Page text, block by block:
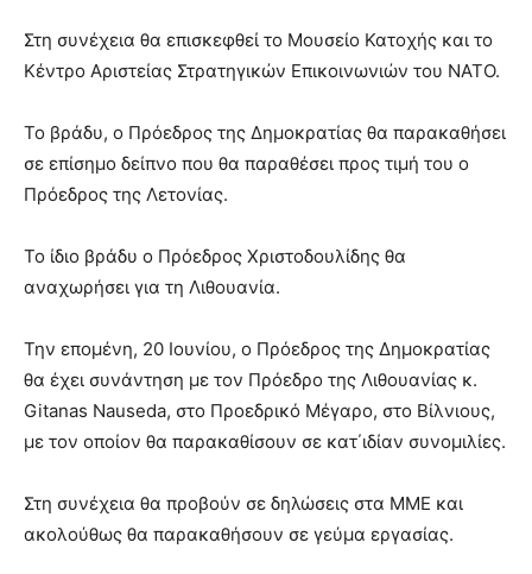
Στη συνέχεια θα επισκεφθεί το Μουσείο Κατοχής και το
Κέντρο Αριστείας Στρατηγικών Επικοινωνιών του ΝΑΤΟ.
Το βράδυ, ο Πρόεδρος της Δημοκρατίας θα παρακαθήσει
σε επίσημο δείπνο που θα παραθέσει προς τιμή του ο
Πρόεδρος της Λετονίας.
Το ίδιο βράδυ ο Πρόεδρος Χριστοδουλίδης θα
αναχωρήσει για τη Λιθουανία.
Την επομένη, 20 Ιουνίου, ο Πρόεδρος της Δημοκρατίας
θα έχει συνάντηση με τον Πρόεδρο της Λιθουανίας κ.
Gitanas Nauseda, στο Προεδρικό Μέγαρο, στο Βίλνιους,
με τον οποίον θα παρακαθίσουν σε κατ΄ιδίαν συνομιλίες.
Στη συνέχεια θα προβούν σε δηλώσεις στα ΜΜΕ και
ακολούθως θα παρακαθήσουν σε γεύμα εργασίας.